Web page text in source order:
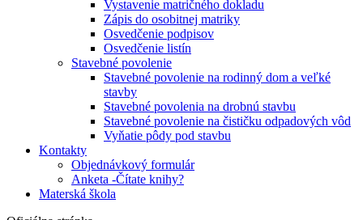
Vystavenie matričného dokladu
Zápis do osobitnej matriky
Osvedčenie podpisov
Osvedčenie listín
Stavebné povolenie
Stavebné povolenie na rodinný dom a veľké
stavby
Stavebné povolenia na drobnú stavbu
Stavebné povolenie na čističku odpadových vôd
Vyňatie pôdy pod stavbu
Kontakty
Objednávkový formulár
Anketa -Čítate knihy?
Materská škola